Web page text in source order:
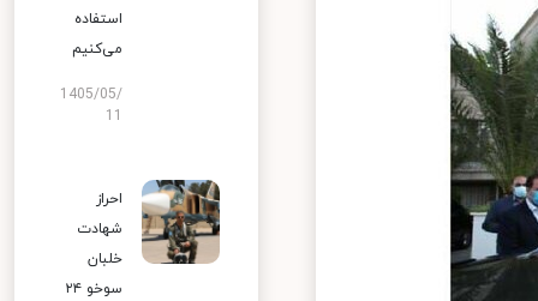
استفاده
می‌کنیم
1405/05/
احراز
شهادت
خلبان
سوخو ۲۴